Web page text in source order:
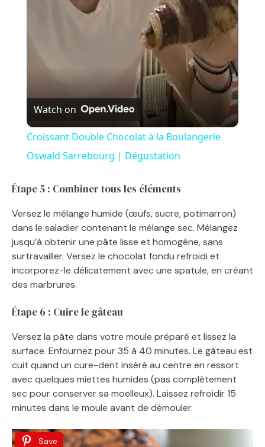
a
y
V
i
d
o
Watch on
Croissant Double Chocolat à la Boulangerie
Oswald Sarrebourg | Dégustation
Étape 5 : Combiner tous les éléments
Versez le mélange humide (œufs, sucre, potimarron)
dans le saladier contenant le mélange sec. Mélangez
jusqu’à obtenir une pâte lisse et homogène, sans
surtravailler. Versez le chocolat fondu refroidi et
incorporez-le délicatement avec une spatule, en créant
des marbrures.
Étape 6 : Cuire le gâteau
Versez la pâte dans votre moule préparé et lissez la
surface. Enfournez pour 35 à 40 minutes. Le gâteau est
cuit quand un cure-dent inséré au centre en ressort
avec quelques miettes humides (pas complètement
sec pour conserver sa moelleux). Laissez refroidir 15
minutes dans le moule avant de démouler.
Save